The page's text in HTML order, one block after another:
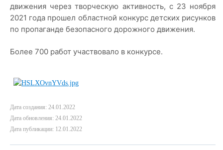
движения через творческую активность, с 23 ноября
2021 года прошел областной конкурс детских рисунков
по пропаганде безопасного дорожного движения.
Более 700 работ участвовало в конкурсе.
Дата создания: 24.01.2022
Дата обновления: 24.01.2022
Дата публикации: 12.01.2022